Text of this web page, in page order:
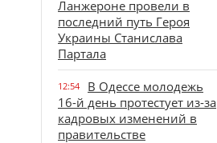
Ланжероне провели в
последний путь Героя
Украины Станислава
Партала
12:54
В Одессе молодежь
16-й день протестует из-за
кадровых изменений в
правительстве